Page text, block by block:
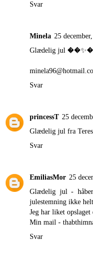
Svar
Minela 25
Glædelig jul
Svar
princessT 25
Glædelig jul fra
Svar
EmiliasMor 25
Glædelig jul -
julestemning ikke
Jeg har liket
Min mail -
Svar